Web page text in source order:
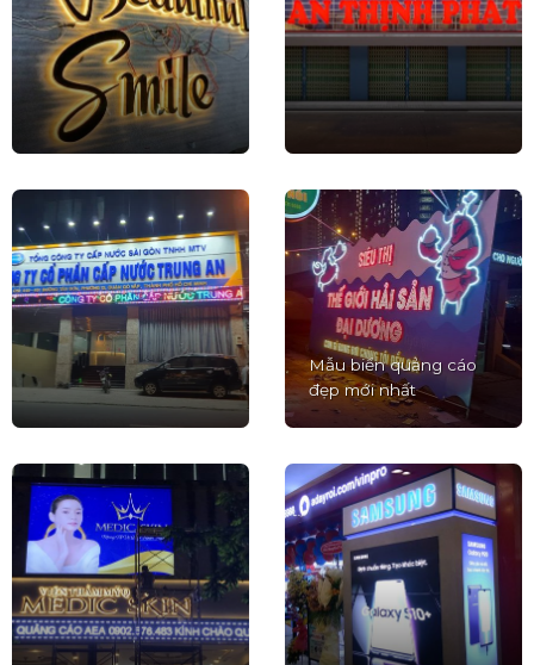
Mẫu biển quảng cáo
đẹp mới nhất